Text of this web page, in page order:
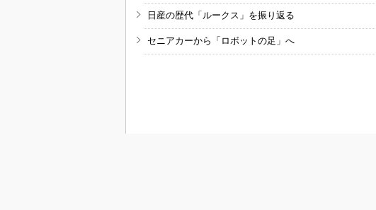
日産の歴代「ルークス」を振り返る
セニアカーから「ロボットの足」へ